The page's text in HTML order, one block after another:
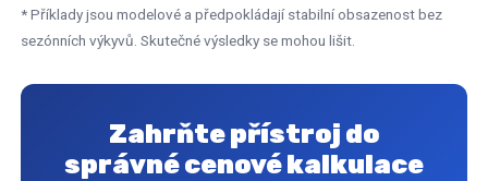
* Příklady jsou modelové a předpokládají stabilní obsazenost bez
sezónních výkyvů. Skutečné výsledky se mohou lišit.
Zahrňte přístroj do
správné cenové kalkulace